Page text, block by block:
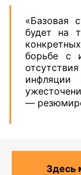
«Базовая
будет на
борьбе с
инфляции
—
Здесь